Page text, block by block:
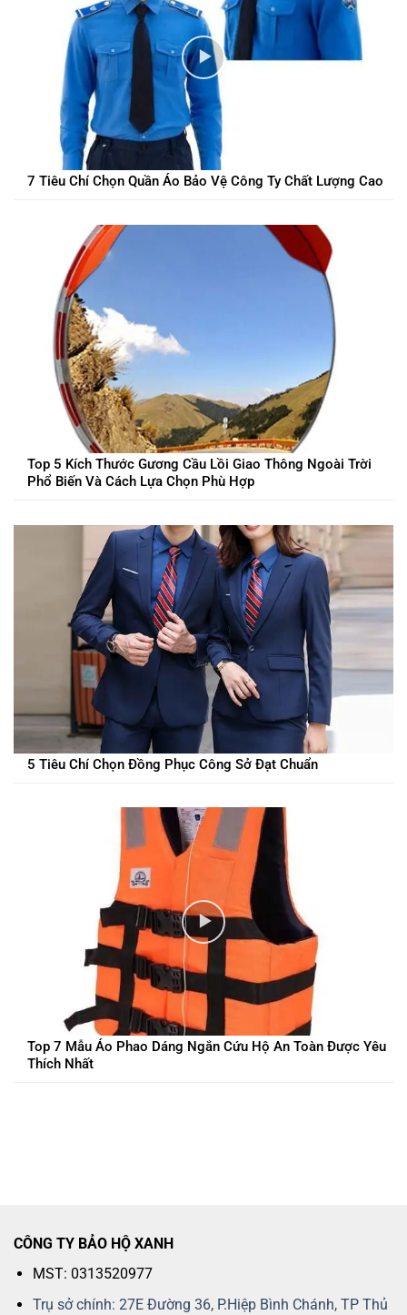
7 Tiêu Chí Chọn Quần Áo Bảo Vệ Công Ty Chất Lượng Cao
Top 5 Kích Thước Gương Cầu Lồi Giao Thông Ngoài Trời
Phổ Biến Và Cách Lựa Chọn Phù Hợp
5 Tiêu Chí Chọn Đồng Phục Công Sở Đạt Chuẩn
Top 7 Mẫu Áo Phao Dáng Ngắn Cứu Hộ An Toàn Được Yêu
Thích Nhất
CÔNG TY BẢO HỘ XANH
MST: 0313520977
Trụ sở chính: 27E Đường 36, P.Hiệp Bình Chánh, TP Thủ